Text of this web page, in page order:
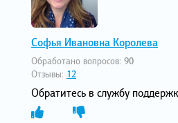
Софья Ивановна Королева
Обработано вопросов: 90
Отзывы: 12
Обратитесь в службу